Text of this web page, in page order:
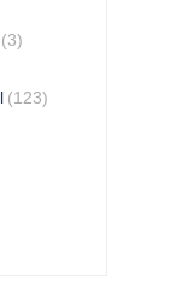
(3)
(123)